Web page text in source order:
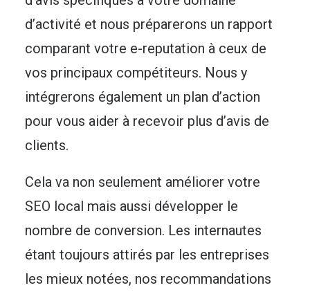
d’activité et nous préparerons un rapport
comparant votre e-reputation à ceux de
vos principaux compétiteurs. Nous y
intégrerons également un plan d’action
pour vous aider à recevoir plus d’avis de
clients.
Cela va non seulement améliorer votre
SEO local mais aussi développer le
nombre de conversion. Les internautes
étant toujours attirés par les entreprises
les mieux notées, nos recommandations